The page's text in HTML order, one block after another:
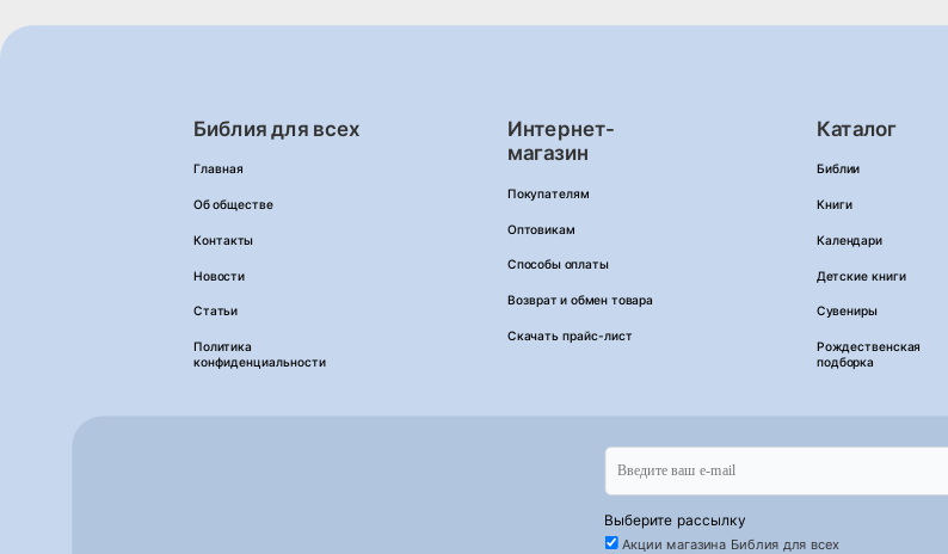
Библия для всех
Главная
Об обществе
Контакты
Новости
Статьи
Политика
конфиденциальности
Интернет-
магазин
Покупателям
Оптовикам
Способы оплаты
Возврат и обмен товара
Скачать прайс-лист
Каталог
Библии
Книги
Календари
Детские книги
Сувениры
Рождественская
подборка
Выберите рассылку
Акции магазина Библия для всех